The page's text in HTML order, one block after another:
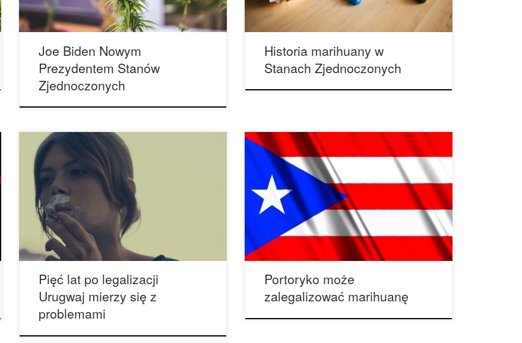
sprawia, że ​​Donald Trump jest pierwszym
urzędującym prezydentem, któremu nie udało
[…]
Joe Biden Nowym
Prezydentem Stanów
Zjednoczonych
wykorzystywała cannabis do wywoływania
euforii, leczenia dny moczanowej, […]
Historia marihuany w
Stanach Zjednoczonych
Według lokalnych raportów, Urugwaj boryka się z
problemami stosowania cannabis pięć lat po
zalegalizowaniu rośliny przez rząd. Pięć lat po
legalizacji cannabis, Urugwaj boryka się z
problemami zażywania cannabis.
Południowoamerykańskie państwo było
pierwszym krajem, który zalegalizował w 2013
roku marihuanę. Jednak legalna sprzedaż
cannabis rozpoczęła się w… zeszłym roku.
Prawo […]
Pięć lat po legalizacji
Urugwaj mierzy się z
problemami
Portoryko może zalegalizować medyczną
marihuanę. Politycy przygotowują się do dyskusji
nad możliwościami projektu ustawodawczego,
który umożliwiłby stosowanie medycznej
marihuany wśród pacjentów mających pewne
schorzenia. Ustawa zaproponowana przez
ustawodawców dałaby ramy prawne, które
legalnie pozwoliłyby na produkowanie cannabis.
Portoryko, oficjalnie Wspólnota Portoryko, to
terytorium nieposiadające prawnego terytorium w
Portoryko może
zalegalizować marihuanę